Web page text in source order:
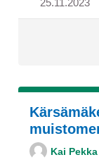
25.11.2023
Kai